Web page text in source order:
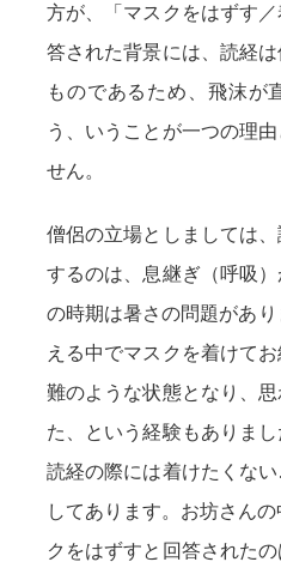
方が、「マスクをはずす
答された背景には、読経
ものであるため、飛沫が
う、いうことが一つの理
せん。
僧侶の立場としましては
するのは、息継ぎ（呼吸
の時期は暑さの問題があ
える中でマスクを着けて
難のような状態となり、
た、という経験もありま
読経の際には着けたくな
してあります。お坊さん
クをはずすと回答された